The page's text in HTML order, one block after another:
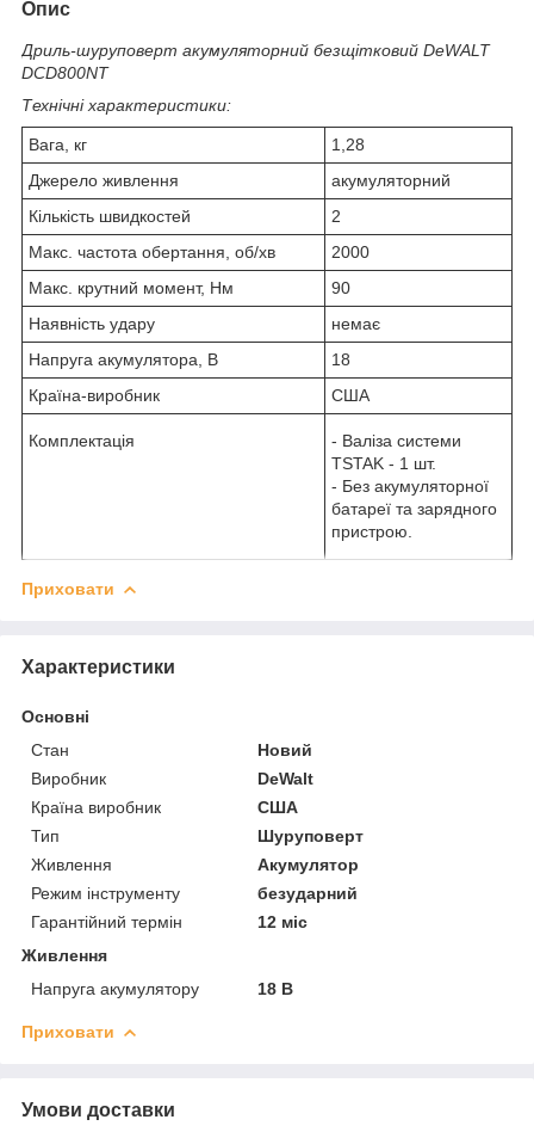
Опис
Дриль-шуруповерт акумуляторний безщітковий DeWALT
DCD800NT
Технічні характеристики:
Вага, кг
1,28
Джерело живлення
акумуляторний
Кількість швидкостей
2
Макс. частота обертання, об/хв
2000
Макс. крутний момент, Нм
90
Наявність удару
немає
Напруга акумулятора, В
18
Країна-виробник
США
Комплектація
- Валіза системи
TSTAK - 1 шт.
- Без акумуляторної
батареї та зарядного
пристрою.
Приховати
Характеристики
Основні
Стан
Новий
Виробник
DeWalt
Країна виробник
США
Тип
Шуруповерт
Живлення
Акумулятор
Режим інструменту
безударний
Гарантійний термін
12 міс
Живлення
Напруга акумулятору
18 В
Приховати
Умови доставки